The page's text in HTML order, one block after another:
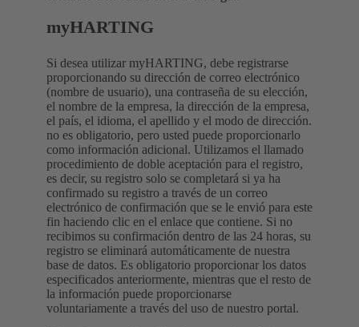
myHARTING
Si desea utilizar myHARTING, debe registrarse
proporcionando su dirección de correo electrónico
(nombre de usuario), una contraseña de su elección,
el nombre de la empresa, la dirección de la empresa,
el país, el idioma, el apellido y el modo de dirección.
no es obligatorio, pero usted puede proporcionarlo
como información adicional. Utilizamos el llamado
procedimiento de doble aceptación para el registro,
es decir, su registro solo se completará si ya ha
confirmado su registro a través de un correo
electrónico de confirmación que se le envió para este
fin haciendo clic en el enlace que contiene. Si no
recibimos su confirmación dentro de las 24 horas, su
registro se eliminará automáticamente de nuestra
base de datos. Es obligatorio proporcionar los datos
especificados anteriormente, mientras que el resto de
la información puede proporcionarse
voluntariamente a través del uso de nuestro portal.